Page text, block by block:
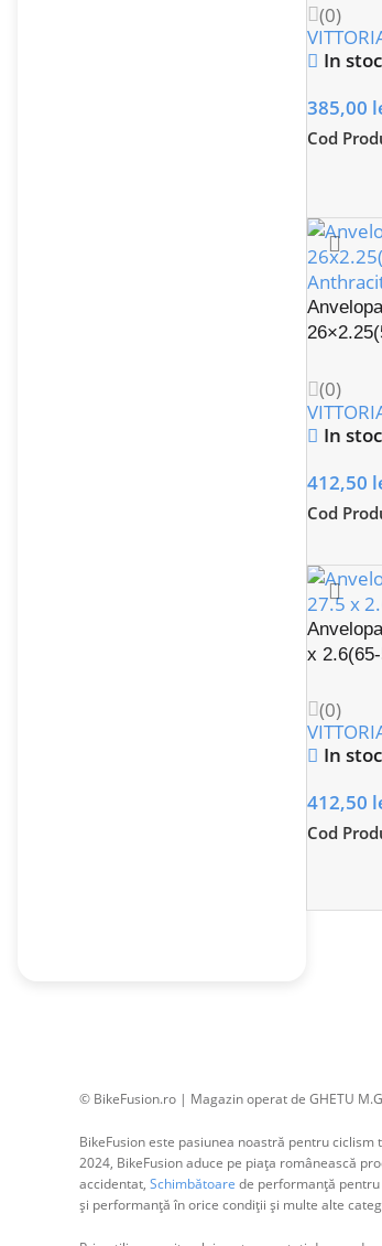
(0)
In stoc
385,00
Cod
(0)
In stoc
412,50
Cod
x
(0)
In stoc
412,50
Cod
© BikeFusion.ro | Magazin operat de GHETU
BikeFusion este pasiunea noastră pentru
2024, BikeFusion aduce pe piața românească
accidentat, Schimbătoare de performanță
și performanță în orice condiții și multe alte